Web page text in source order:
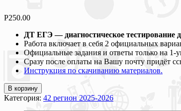
Р250.00
ДТ ЕГЭ — диагностическое тестирование
Работа включает в себя 2 официальных
Официальные задания и ответы только на 1-
Сразу после оплаты на Вашу почту придёт
Инструкция по скачиванию материалов.
В корзину
Категория: 42 регион 2025-2026